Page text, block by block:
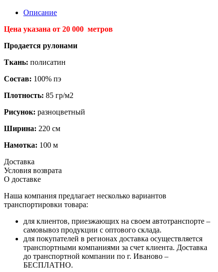
Описание
Цена указана от 20 000 метров
Продается рулонами
Ткань: полисатин
Состав: 100% пэ
Плотность: 85 гр/м2
Рисунок: разноцветный
Ширина: 220 см
Намотка: 100 м
Доставка
Условия возврата
О доставке
Наша компания предлагает несколько вариантов
транспортировки товара:
для клиентов, приезжающих на своем автотранспорте –
самовывоз продукции с оптового склада.
для покупателей в регионах доставка осуществляется
транспортными компаниями за счет клиента. Доставка
до транспортной компании по г. Иваново –
БЕСПЛАТНО.